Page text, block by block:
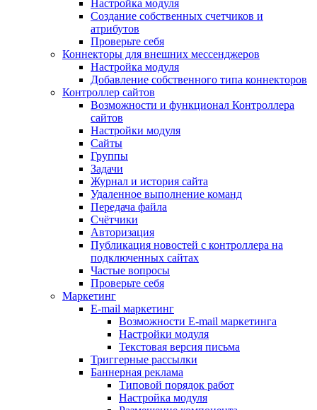
Настройка модуля
Создание собственных счетчиков и
атрибутов
Проверьте себя
Коннекторы для внешних мессенджеров
Настройка модуля
Добавление собственного типа коннекторов
Контроллер сайтов
Возможности и функционал Контроллера
сайтов
Настройки модуля
Сайты
Группы
Задачи
Журнал и история сайта
Удаленное выполнение команд
Передача файла
Счётчики
Авторизация
Публикация новостей с контроллера на
подключенных сайтах
Частые вопросы
Проверьте себя
Маркетинг
E-mail маркетинг
Возможности E-mail маркетинга
Настройки модуля
Текстовая версия письма
Триггерные рассылки
Баннерная реклама
Типовой порядок работ
Настройка модуля